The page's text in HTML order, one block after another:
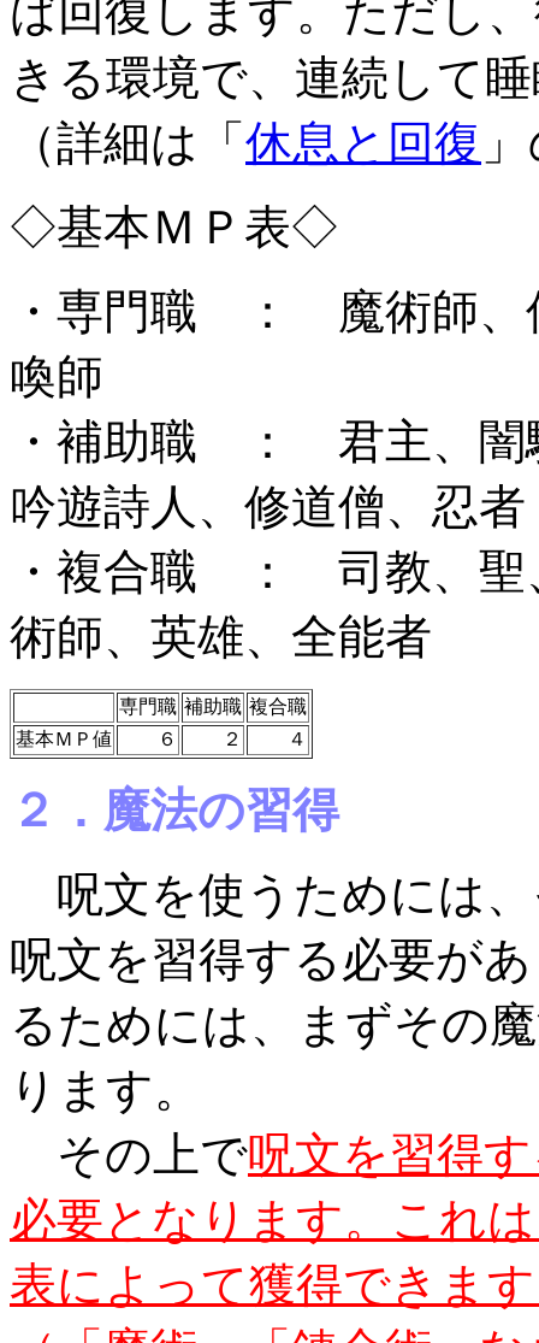
ば回復します。ただし
きる環境で、連続して
（詳細は「 休息と回復
◇基本ＭＰ表◇
・専門職 ： 魔術師、
喚師
・補助職 ： 君主、闇
吟遊詩人、修道僧、忍者
・複合職 ： 司教、聖
術師、英雄、全能者
専門職 補助職 複合職
基本ＭＰ値
６ ２ ４
２．魔法の習得
呪文を使うためには
呪文を習得する必要が
るためには、まずその
ります。
その上で呪文を習得
必要となります。これ
表によって獲得できま